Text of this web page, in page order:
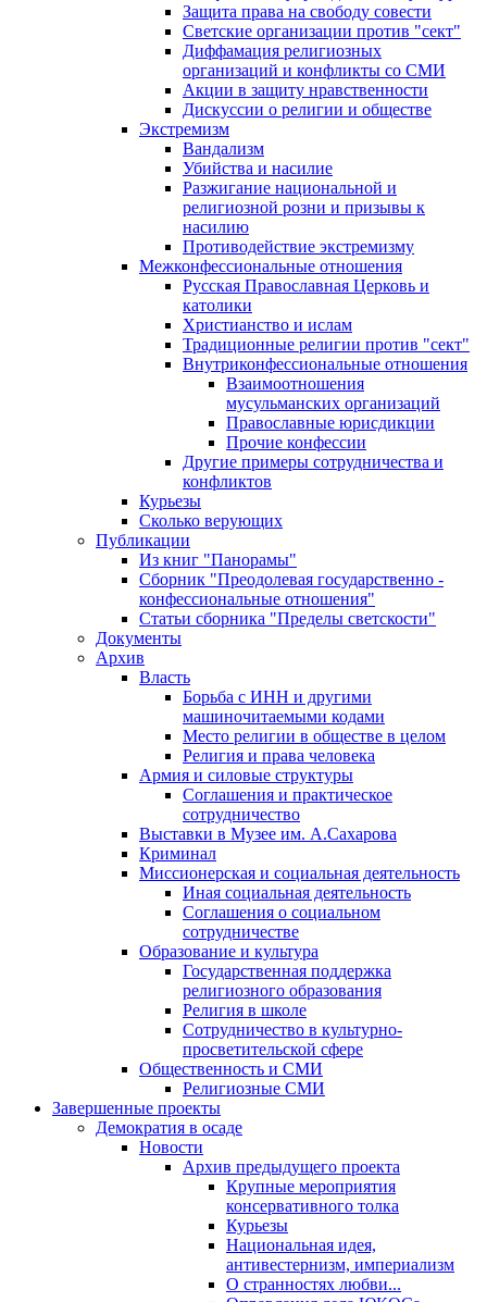
Защита права на свободу совести
Светские организации против "сект"
Диффамация религиозных
организаций и конфликты со СМИ
Акции в защиту нравственности
Дискуссии о религии и обществе
Экстремизм
Вандализм
Убийства и насилие
Разжигание национальной и
религиозной розни и призывы к
насилию
Противодействие экстремизму
Межконфессиональные отношения
Русская Православная Церковь и
католики
Христианство и ислам
Традиционные религии против "сект"
Внутриконфессиональные отношения
Взаимоотношения
мусульманских организаций
Православные юрисдикции
Прочие конфессии
Другие примеры сотрудничества и
конфликтов
Курьезы
Сколько верующих
Публикации
Из книг "Панорамы"
Сборник "Преодолевая государственно -
конфессиональные отношения"
Статьи сборника "Пределы светскости"
Документы
Архив
Власть
Борьба с ИНН и другими
машиночитаемыми кодами
Место религии в обществе в целом
Религия и права человека
Армия и силовые структуры
Соглашения и практическое
сотрудничество
Выставки в Музее им. А.Сахарова
Криминал
Миссионерская и социальная деятельность
Иная социальная деятельность
Соглашения о социальном
сотрудничестве
Образование и культура
Государственная поддержка
религиозного образования
Религия в школе
Сотрудничество в культурно-
просветительской сфере
Общественность и СМИ
Религиозные СМИ
Завершенные проекты
Демократия в осаде
Новости
Архив предыдущего проекта
Крупные мероприятия
консервативного толка
Курьезы
Национальная идея,
антивестернизм, империализм
О странностях любви...